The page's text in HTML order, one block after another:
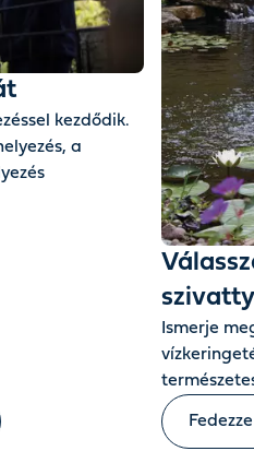
kezdődik.
a
Ismerje